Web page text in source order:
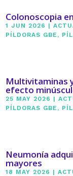
Colonoscopia
1 JUN 2026 |
PÍLDORAS GBE ,
Multivitaminas
efecto
25 MAY 2026 |
PÍLDORAS GBE ,
Neumonía
mayores
18 MAY 2026 |